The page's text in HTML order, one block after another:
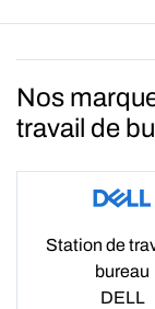
Nos
travail de
Station de
bureau
DELL